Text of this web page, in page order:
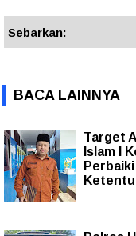
Sebarkan:
BACA LAINNYA
Target
Islam I